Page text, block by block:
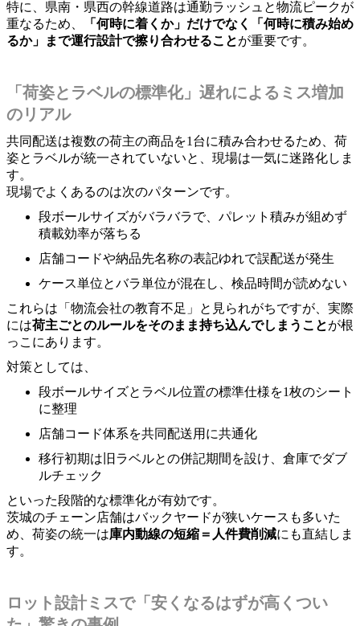
特に、県南・県西の幹線道路は通勤ラッシュと物流ピークが
重なるため、
「何時に着くか」だけでなく「何時に積み始め
るか」まで運行設計で擦り合わせることが重要です。
「荷姿とラベルの標準化」遅れによるミス増加
のリアル
共同配送は複数の荷主の商品を1台に積み合わせるため、荷
姿とラベルが統一されていないと、現場は一気に迷路化しま
す。
現場でよくあるのは次のパターンです。
段ボールサイズがバラバラで、パレット積みが組めず
積載効率が落ちる
店舗コードや納品先名称の表記ゆれで誤配送が発生
ケース単位とバラ単位が混在し、検品時間が読めない
これらは「物流会社の教育不足」と見られがちですが、実際
には荷主ごとのルールをそのまま持ち込んでしまうことが根
っこにあります。
対策としては、
段ボールサイズとラベル位置の標準仕様を1枚のシート
に整理
店舗コード体系を共同配送用に共通化
移行初期は旧ラベルとの併記期間を設け、倉庫でダブ
ルチェック
といった段階的な標準化が有効です。
茨城のチェーン店舗はバックヤードが狭いケースも多いた
め、荷姿の統一は庫内動線の短縮＝人件費削減にも直結しま
す。
ロット設計ミスで「安くなるはずが高くつい